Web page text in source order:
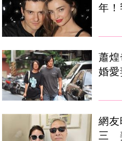
年
蕭
婚愛
網
三